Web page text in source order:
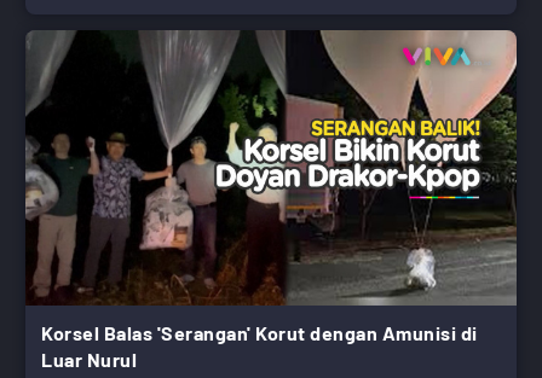
Korsel Balas 'Serangan' Korut dengan Amunisi di
Luar Nurul